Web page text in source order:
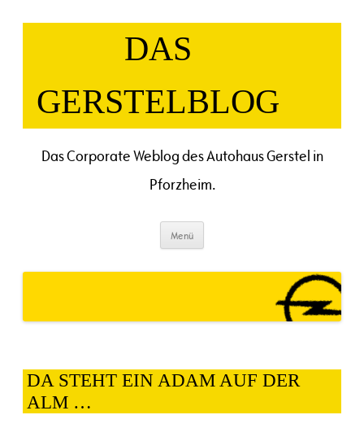
Inhalt
DAS
GERSTELBLOG
Das Corporate Weblog des Autohaus Gerstel in
Pforzheim.
Menü
DA STEHT EIN ADAM AUF DER
ALM …